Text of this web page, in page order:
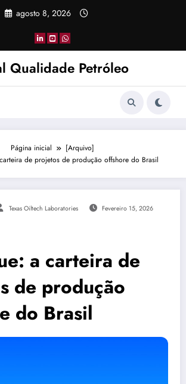
agosto 8, 2026
Qualidade Petróleo
Página inicial
[Arquivo]
de projetos de produção offshore do Brasil
Texas Oiltech Laboratories Fevereiro 15, 2026
a carteira de
de produção
do Brasil